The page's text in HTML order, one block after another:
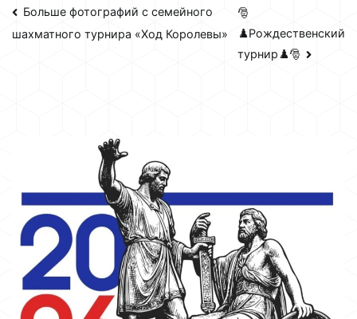
Навигация
Больше фотографий с семейного
шахматного турнира «Ход Королевы»
🎅
♟️Рождественский
турнир♟️🎅